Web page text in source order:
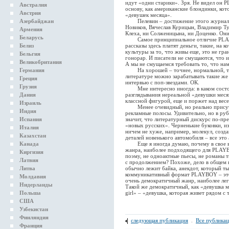
Австралия
Австрия
Азербайджан
Армения
Беларусь
Белиз
Бельгия
Великобритания
Германия
Греция
Грузия
Дания
Израиль
Индия
Испания
Италия
Казахстан
Канада
Киргизия
Латвия
Литва
Молдавия
Нидерланды
Польша
США
Узбекистан
Финляндия
Франция
идут «одни старики». Зря. Не видел он
основу, как американские блондинки,
«девушек месяца».
Пелевин – достижение этого
Новиков, Вячеслав Курицын, Владимир
Клеха, ни Солженицына, ни Доценко.
Самое принципиальное отличие
рассказы здесь платят деньги, такие,
культуры за то, что живы еще, это не
гонорар. И писатели не смущаются, что
А мы не смущаемся требовать то, что
На хорошей – точнее, нормальной,
литературе можно зарабатывать такие
интервью с поп-звездами. ОК.
Мне интересно иногда: в каком
разглядывания нереальной «девушки
классной фигурой, еще и поржет над
Менее очевидный, но реально
рекламные полосы. Удивительно, но в
значит, что литературный дискурс по-
«новых русских». Черненькие буковки,
ничем не хуже, например, молекул,
деталей новенького автомобиля – все
Еще я иногда думаю, почему в свое
жанра, наиболее подходящего для
поэму, не одноактные пьесы, не романы
с продолжением? Похоже, дело в общем
обычно лежит байка, анекдот, который
коммуникативный формат PLAYBOY –
очень демократичный жанр, наиболее
Такой же демократичный, как «девушка
girl» – «девушка, которая живет рядом с
следующая публикация Все